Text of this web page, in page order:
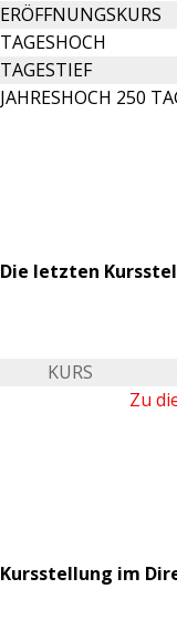
ERÖFFNUNGSKURS
TAGESHOCH
TAGESTIEF
JAHRESHOCH 250
Die letzten
KURS
Zu
Kursstellung im